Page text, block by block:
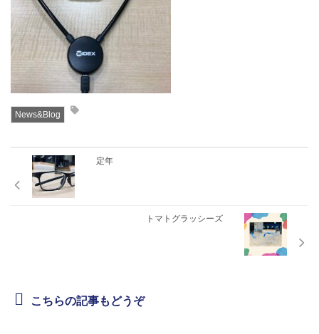
News&Blog
定年
トマトグラッシーズ
こちらの記事もどうぞ